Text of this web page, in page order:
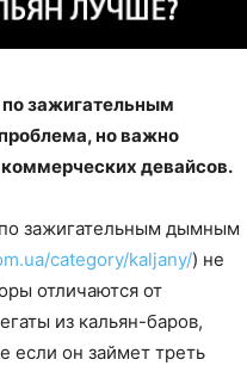
по зажигательным
но важно
девайсов.
по зажигательным дымным
category/kaljany/) не
отличаются от
из кальян-баров,
если он займет треть